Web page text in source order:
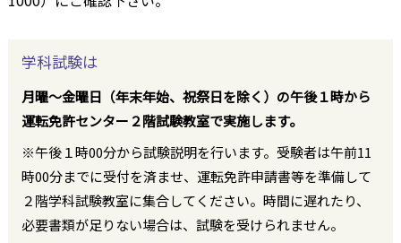
学科試験は
月曜～金曜日（年末年始、祝祭日を除く）の午後１時から
運転免許センター２階試験教室で実施します。
※午後１時00分から試験説明を行います。受験者は午前11
時00分までに受付を済ませ、運転免許申請書等を準備して
２階学科試験教室に集合してください。時間に遅れたり、
必要書類が足りない場合は、試験を受けられません。